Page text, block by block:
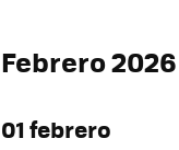
Febrero 2026
01 febrero